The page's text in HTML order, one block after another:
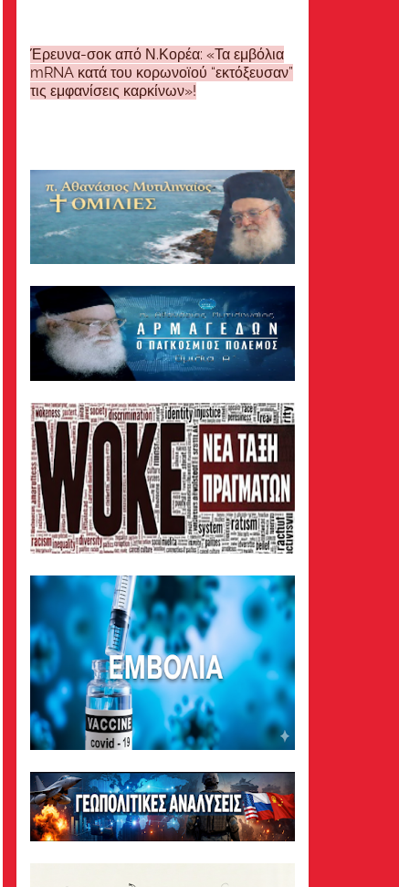
Έρευνα-σοκ από Ν.Κορέα: «Τα εμβόλια
mRNA κατά του κορωνοϊού “εκτόξευσαν”
τις εμφανίσεις καρκίνων»!